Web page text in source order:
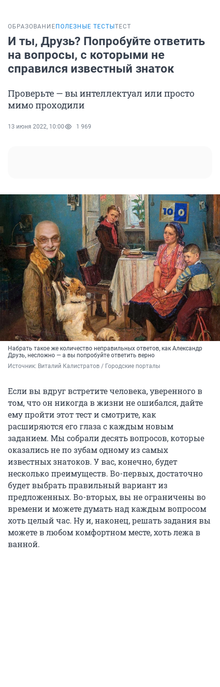
ОБРАЗОВАНИЕ ПОЛЕЗНЫЕ ТЕСТЫ ТЕСТ
И ты, Друзь? Попробуйте ответить
на вопросы, с которыми не
справился известный знаток
Проверьте — вы интеллектуал или просто
мимо проходили
13 июня 2022, 10:00 1 969
Набрать такое же количество неправильных ответов, как Александр
Друзь, несложно — а вы попробуйте ответить верно
Источник: Виталий Калистратов / Городские порталы
Если вы вдруг встретите человека, уверенного в
том, что он никогда в жизни не ошибался, дайте
ему пройти этот тест и смотрите, как
расширяются его глаза с каждым новым
заданием. Мы собрали десять вопросов, которые
оказались не по зубам одному из самых
известных знатоков. У вас, конечно, будет
несколько преимуществ. Во-первых, достаточно
будет выбрать правильный вариант из
предложенных. Во-вторых, вы не ограничены во
времени и можете думать над каждым вопросом
хоть целый час. Ну и, наконец, решать задания вы
можете в любом комфортном месте, хоть лежа в
ванной.